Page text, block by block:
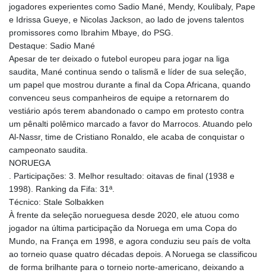
jogadores experientes como Sadio Mané, Mendy, Koulibaly, Pape
e Idrissa Gueye, e Nicolas Jackson, ao lado de jovens talentos
promissores como Ibrahim Mbaye, do PSG.
Destaque: Sadio Mané
Apesar de ter deixado o futebol europeu para jogar na liga
saudita, Mané continua sendo o talismã e líder de sua seleção,
um papel que mostrou durante a final da Copa Africana, quando
convenceu seus companheiros de equipe a retornarem do
vestiário após terem abandonado o campo em protesto contra
um pênalti polêmico marcado a favor do Marrocos. Atuando pelo
Al-Nassr, time de Cristiano Ronaldo, ele acaba de conquistar o
campeonato saudita.
NORUEGA
. Participações: 3. Melhor resultado: oitavas de final (1938 e
1998). Ranking da Fifa: 31ª.
Técnico: Stale Solbakken
À frente da seleção norueguesa desde 2020, ele atuou como
jogador na última participação da Noruega em uma Copa do
Mundo, na França em 1998, e agora conduziu seu país de volta
ao torneio quase quatro décadas depois. A Noruega se classificou
de forma brilhante para o torneio norte-americano, deixando a